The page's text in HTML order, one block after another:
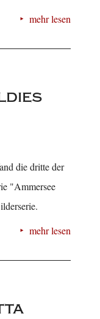
mehr lesen
die dritte der
"Ammersee
mehr lesen